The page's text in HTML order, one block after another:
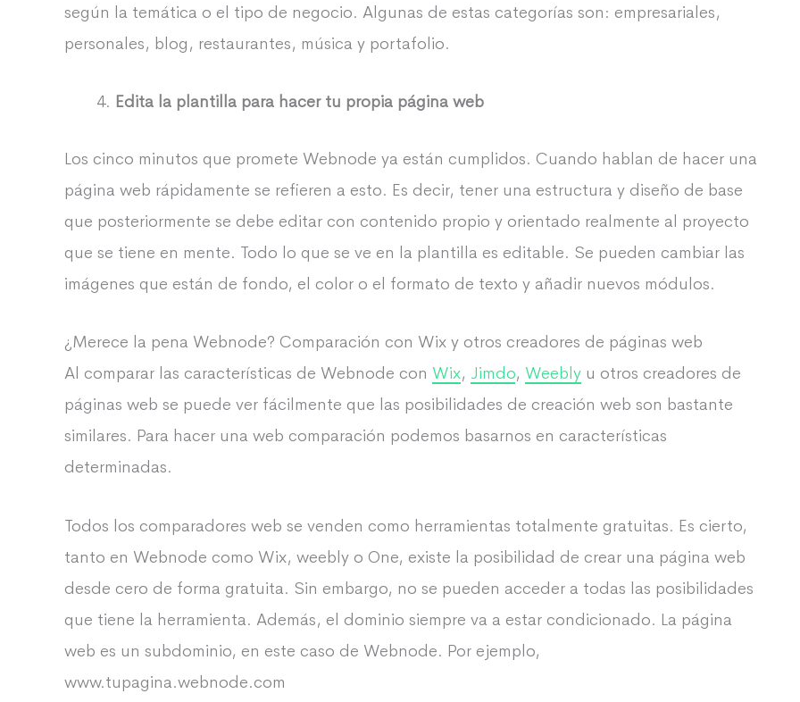
según la temática o el tipo de negocio. Algunas de estas categorías son: empresariales,
personales, blog, restaurantes, música y portafolio.
Edita la plantilla para hacer tu propia página web
Los cinco minutos que promete Webnode ya están cumplidos. Cuando hablan de hacer una
página web rápidamente se refieren a esto. Es decir, tener una estructura y diseño de base
que posteriormente se debe editar con contenido propio y orientado realmente al proyecto
que se tiene en mente. Todo lo que se ve en la plantilla es editable. Se pueden cambiar las
imágenes que están de fondo, el color o el formato de texto y añadir nuevos módulos.
¿Merece la pena Webnode? Comparación con Wix y otros creadores de páginas web
Al comparar las características de Webnode con Wix, Jimdo, Weebly u otros creadores de
páginas web se puede ver fácilmente que las posibilidades de creación web son bastante
similares. Para hacer una web comparación podemos basarnos en características
determinadas.
Todos los comparadores web se venden como herramientas totalmente gratuitas. Es cierto,
tanto en Webnode como Wix, weebly o One, existe la posibilidad de crear una página web
desde cero de forma gratuita. Sin embargo, no se pueden acceder a todas las posibilidades
que tiene la herramienta. Además, el dominio siempre va a estar condicionado. La página
web es un subdominio, en este caso de Webnode. Por ejemplo,
www.tupagina.webnode.com